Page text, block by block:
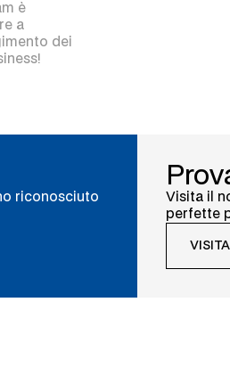
è
a
dei
riconosciuto
Visita il
perfette